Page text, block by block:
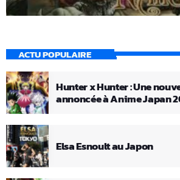
ACTU POPULAIRE
Hunter x Hunter : Une
annoncée à Anime Japan
Elsa Esnoult au Japon